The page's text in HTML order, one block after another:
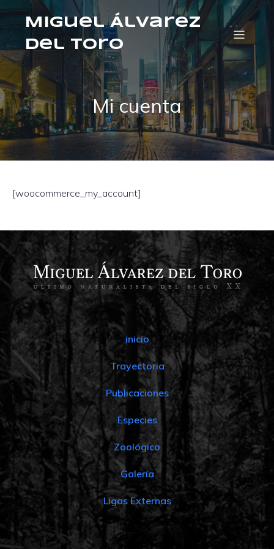
Miguel Álvarez
del Toro
Mi cuenta
[woocommerce_my_account]
inicio
Trayectoria
Publicaciones
Especies
Zoológico
Galería
Ligas Externas